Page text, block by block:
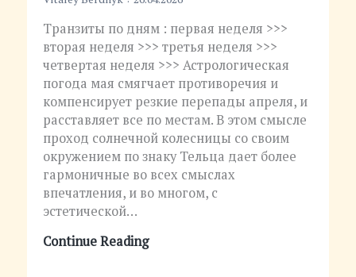
Транзиты по дням : первая неделя >>>
вторая неделя >>> третья неделя >>>
четвертая неделя >>> Астрологическая
погода мая смягчает противоречия и
компенсирует резкие перепады апреля, и
расставляет все по местам. В этом смысле
проход солнечной колесницы со своим
окружением по знаку Тельца дает более
гармоничные во всех смыслах
впечатления, и во многом, с
эстетической…
Continue Reading